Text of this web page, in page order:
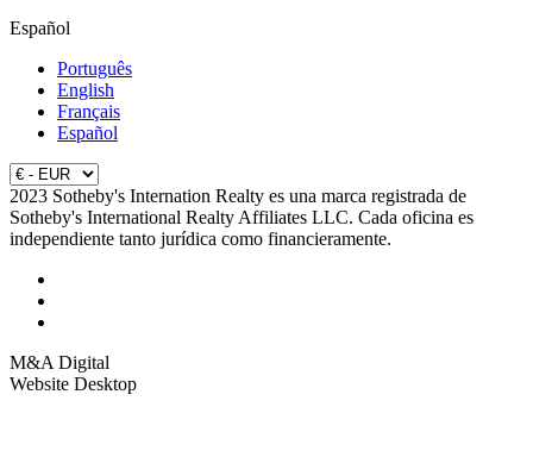
Español
Português
English
Français
Español
2023 Sotheby's Internation Realty es una marca registrada de
Sotheby's International Realty Affiliates LLC. Cada oficina es
independiente tanto jurídica como financieramente.
M&A Digital
Website Desktop